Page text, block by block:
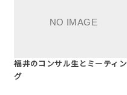
福井のコンサル生とミーティン
グ